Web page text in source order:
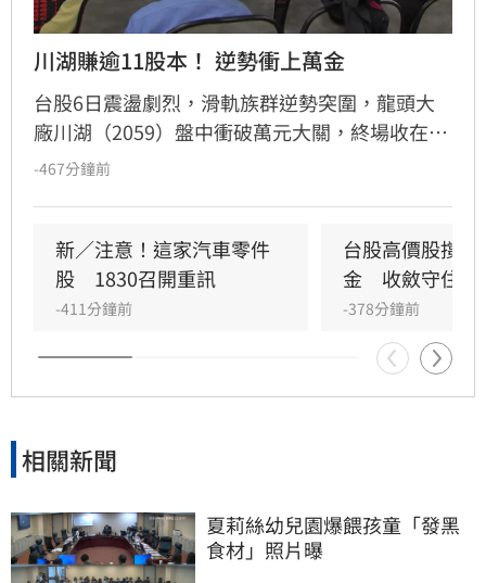
川湖賺逾11股本！ 逆勢衝上萬金
台股6日震盪劇烈，滑軌族群逆勢突圍，龍頭大
廠川湖（2059）盤中衝破萬元大關，終場收在
10100元，成功晉升台股史上第三檔萬金股。川
每股稅後純益衝上110.96元，大賺逾11個股本。
受惠GB300伺服器滑軌需求強勁，加上美國休士
頓新廠預計9月量產，法人看好其下半年營運動
能持續攀升。在川湖領軍下，富世達、南俊國際
等概念股同步走強，成為台股震盪時的避風港。
投資人應持續關注外資籌碼動向及全球產能擴張
-467分鐘前
新／注意！這家汽車零件
股　1830召開重訊
-411分鐘前
台股高價股撐
金　收斂守住季
-378分鐘前
相關新聞
夏莉絲幼兒園爆餵孩童「發黑
食材」照片曝